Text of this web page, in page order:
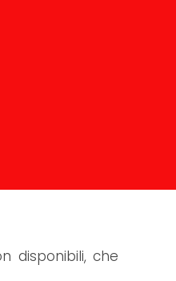
disponibili, che